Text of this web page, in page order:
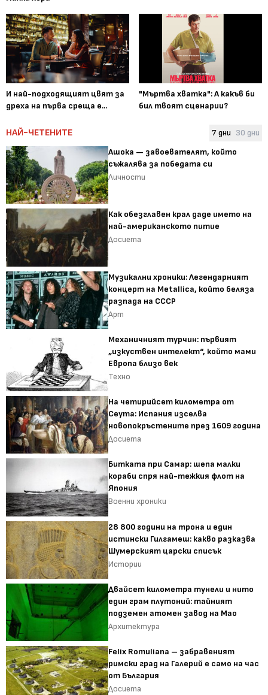
И най-подходящият цвят за
дреха на първа среща е...
"Мъртва хватка": А какъв би
бил твоят сценарии?
НАЙ-ЧЕТЕНИТЕ 7 дни 30 дни
Ашока — завоевателят, който
съжалява за победата си
Личности
Как обезглавен крал даде името на
най-американското питие
Досиета
Музикални хроники: Легендарният
концерт на Metallica, който беляза
разпада на СССР
Арт
Механичният турчин: първият
„изкуствен интелект“, който мами
Европа близо век
Техно
На четирийсет километра от
Сеута: Испания изселва
новопокръстените през 1609 година
Досиета
Битката при Самар: шепа малки
кораби спря най-тежкия флот на
Япония
Военни хроники
28 800 години на трона и един
истински Гилгамеш: какво разказва
Шумерският царски списък
Истории
Двайсет километра тунели и нито
един грам плутоний: тайният
подземен атомен завод на Мао
Архитектура
Felix Romuliana – забравеният
римски град на Галерий е само на час
от България
Досиета